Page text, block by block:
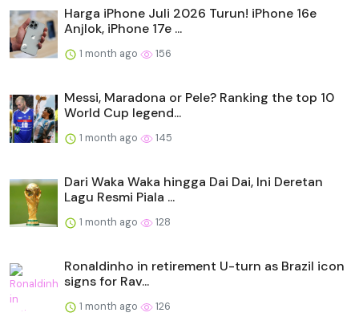
Harga iPhone Juli 2026 Turun! iPhone 16e
Anjlok, iPhone 17e ...
1 month ago 156
Messi, Maradona or Pele? Ranking the top 10
World Cup legend...
1 month ago 145
Dari Waka Waka hingga Dai Dai, Ini Deretan
Lagu Resmi Piala ...
1 month ago 128
Ronaldinho in retirement U-turn as Brazil icon
signs for Rav...
1 month ago 126